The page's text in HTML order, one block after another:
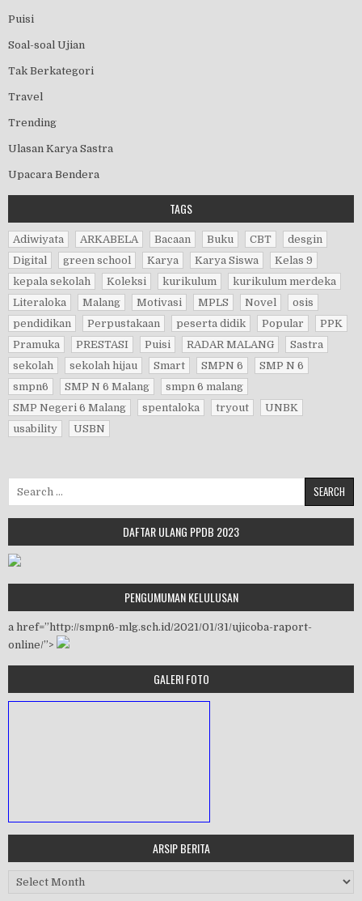
Puisi
Soal-soal Ujian
Tak Berkategori
Travel
Trending
Ulasan Karya Sastra
Upacara Bendera
TAGS
Adiwiyata ARKABELA Bacaan Buku CBT
desgin
Digital
green school Karya Karya Siswa
Kelas 9
kepala sekolah
Koleksi kurikulum
kurikulum merdeka
Literaloka
Malang Motivasi MPLS Novel
osis
pendidikan
Perpustakaan peserta didik Popular
PPK
Pramuka
PRESTASI Puisi RADAR MALANG
Sastra
sekolah
sekolah hijau Smart SMPN 6
SMP N 6
smpn6
SMP N 6 Malang
smpn 6 malang
SMP Negeri 6 Malang
spentaloka tryout
UNBK
usability
USBN
DAFTAR ULANG PPDB 2023
PENGUMUMAN KELULUSAN
a href=”http://smpn6-mlg.sch.id/2021/01/31/ujicoba-raport-
online/”>
GALERI FOTO
ARSIP BERITA
Arsip Berita